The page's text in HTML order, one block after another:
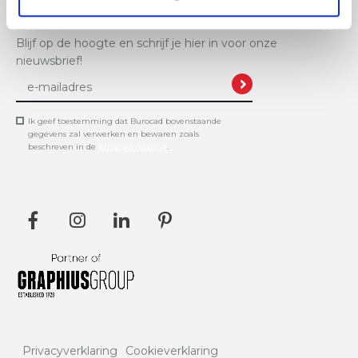
Blijf op de hoogte en schrijf je hier in voor onze
nieuwsbrief!
Ik geef toestemming dat Burocad bovenstaande
gegevens zal verwerken en bewaren zoals
beschreven in de
Privacyverklaring Cookieverklaring